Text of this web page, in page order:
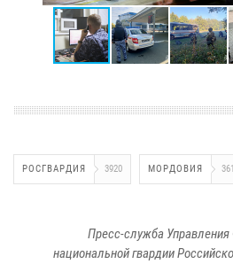
РОСГВАРДИЯ 3920 МОРДОВИЯ
Пресс-служба
национальной гвардии